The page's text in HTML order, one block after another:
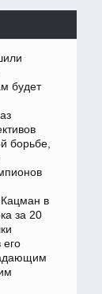
будет
борьбе,
в
за 20
его